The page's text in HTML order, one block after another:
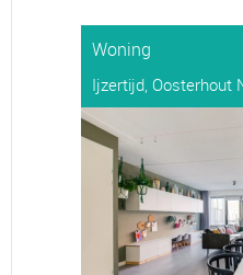
Woning
Ijzertijd, Oosterhout